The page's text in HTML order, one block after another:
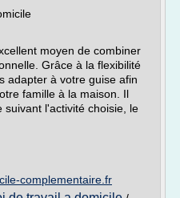
moyen de combiner
Grâce à la flexibilité
adapter à votre guise afin
famille à la maison. Il
l'activité choisie, le
complementaire.fr